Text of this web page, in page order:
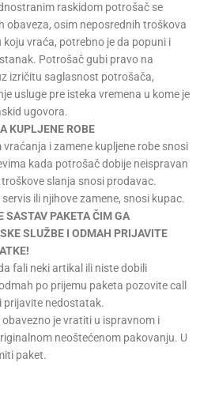
raskidom potrošač se
obaveza, osim neposrednih troškova
vraća, potrebno je da popuni i
Potrošač gubi pravo na
izričitu saglasnost potrošača,
usluge pre isteka vremena u kome je
ugovora.
KUPLJENE ROBE
i zamene kupljene robe snosi
kada potrošač dobije neispravan
slanja snosi prodavac.
ili njihove zamene, snosi kupac.
SASTAV PAKETA ČIM GA
SLUŽBE I ODMAH PRIJAVITE
fali neki artikal ili niste dobili
po prijemu paketa pozovite call
prijavite nedostatak.
je vratiti u ispravnom i
neoštećenom pakovanju. U
paket.